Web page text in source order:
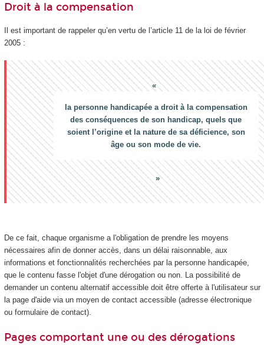
Droit à la compensation
Il est important de rappeler qu’en vertu de l’article 11 de la loi de février
2005 :
la personne handicapée a droit à la compensation
des conséquences de son handicap, quels que
soient l’origine et la nature de sa déficience, son
âge ou son mode de vie.
De ce fait, chaque organisme a l'obligation de prendre les moyens
nécessaires afin de donner accès, dans un délai raisonnable, aux
informations et fonctionnalités recherchées par la personne handicapée,
que le contenu fasse l'objet d'une dérogation ou non. La possibilité de
demander un contenu alternatif accessible doit être offerte à l'utilisateur sur
la page d'aide via un moyen de contact accessible (adresse électronique
ou formulaire de contact).
Pages comportant une ou des dérogations